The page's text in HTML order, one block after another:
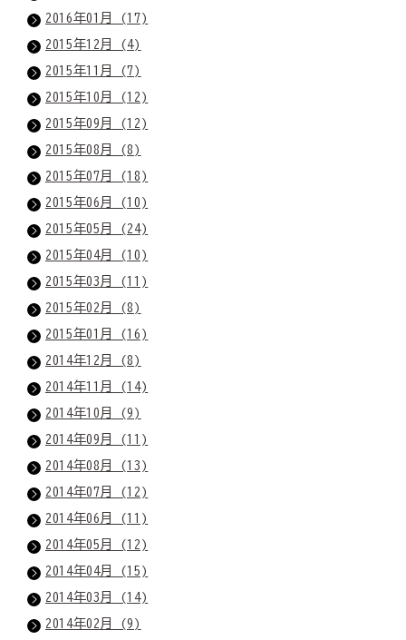
2016年01月 (17)
2015年12月 (4)
2015年11月 (7)
2015年10月 (12)
2015年09月 (12)
2015年08月 (8)
2015年07月 (18)
2015年06月 (10)
2015年05月 (24)
2015年04月 (10)
2015年03月 (11)
2015年02月 (8)
2015年01月 (16)
2014年12月 (8)
2014年11月 (14)
2014年10月 (9)
2014年09月 (11)
2014年08月 (13)
2014年07月 (12)
2014年06月 (11)
2014年05月 (12)
2014年04月 (15)
2014年03月 (14)
2014年02月 (9)